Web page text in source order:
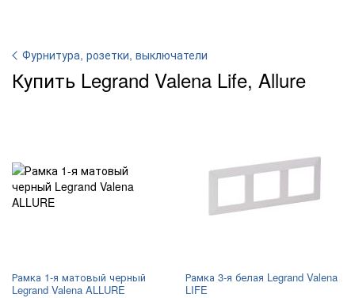
Фурнитура, розетки, выключатели
Купить Legrand Valena Life, Allure
Рамка 1-я матовый черный
Legrand Valena ALLURE
Рамка 3-я белая Legrand Valena
LIFE